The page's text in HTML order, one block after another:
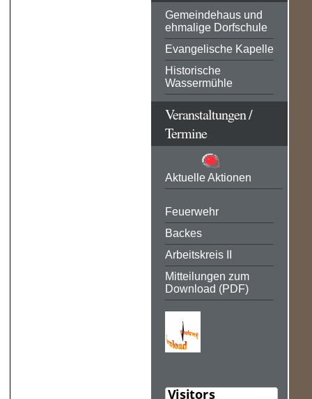
Gemeindehaus und
ehmalige Dorfschule
Evangelische Kapelle
Historische
Wassermühle
Veranstaltungen /
Termine
Aktuelle Aktionen
Feuerwehr
Backes
Arbeitskreis II
Mitteilungen zum
Download (PDF)